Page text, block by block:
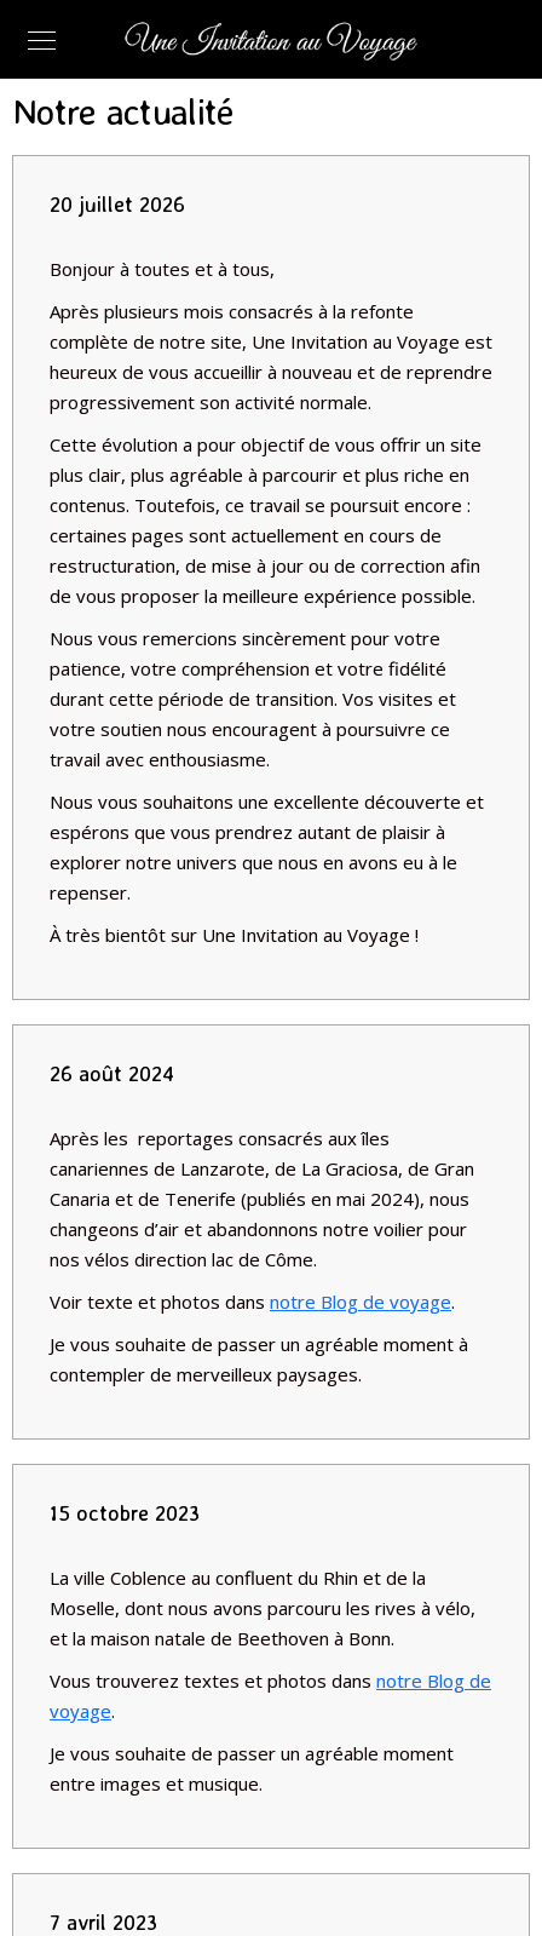
Notre actualité
20 juillet 2026
Bonjour à toutes et à tous,
Après plusieurs mois consacrés à la refonte
complète de notre site, Une Invitation au Voyage est
heureux de vous accueillir à nouveau et de reprendre
progressivement son activité normale.
Cette évolution a pour objectif de vous offrir un site
plus clair, plus agréable à parcourir et plus riche en
contenus. Toutefois, ce travail se poursuit encore :
certaines pages sont actuellement en cours de
restructuration, de mise à jour ou de correction afin
de vous proposer la meilleure expérience possible.
Nous vous remercions sincèrement pour votre
patience, votre compréhension et votre fidélité
durant cette période de transition. Vos visites et
votre soutien nous encouragent à poursuivre ce
travail avec enthousiasme.
Nous vous souhaitons une excellente découverte et
espérons que vous prendrez autant de plaisir à
explorer notre univers que nous en avons eu à le
repenser.
À très bientôt sur Une Invitation au Voyage !
26 août 2024
Après les reportages consacrés aux îles
canariennes de Lanzarote, de La Graciosa, de Gran
Canaria et de Tenerife (publiés en mai 2024), nous
changeons d’air et abandonnons notre voilier pour
nos vélos direction lac de Côme.
Voir texte et photos dans notre Blog de voyage.
Je vous souhaite de passer un agréable moment à
contempler de merveilleux paysages.
15 octobre 2023
La ville Coblence au confluent du Rhin et de la
Moselle, dont nous avons parcouru les rives à vélo,
et la maison natale de Beethoven à Bonn.
Vous trouverez textes et photos dans notre Blog de
voyage.
Je vous souhaite de passer un agréable moment
entre images et musique.
7 avril 2023